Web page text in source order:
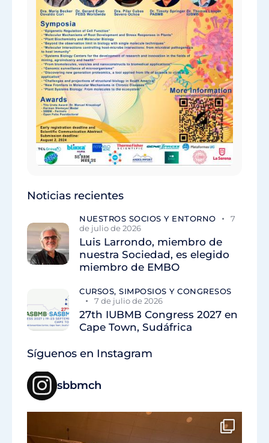
Noticias recientes
NUESTROS SOCIOS Y ENTORNO
7
de julio de 2026
Luis Larrondo, miembro de
nuestra Sociedad, es elegido
miembro de EMBO
CURSOS, SIMPOSIOS Y CONGRESOS
7 de julio de 2026
27th IUBMB Congress 2027 en
Cape Town, Sudáfrica
Síguenos en Instagram
sbbmch